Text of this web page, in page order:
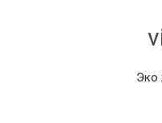
Эко